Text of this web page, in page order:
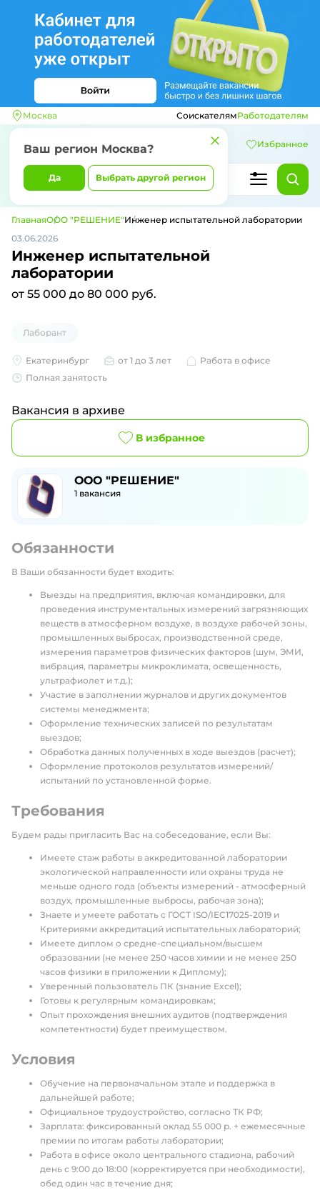
Москва
Ваш регион Москва?
Да Выбрать другой регион
СоискателямРаботодателям
Избранное
ГлавнаяООО "РЕШЕНИЕ"Инженер испытательной лаборатории
03.06.2026
Инженер испытательной
лаборатории
от 55 000 до 80 000 руб.
Лаборант
Екатеринбург от 1 до 3 лет
Работа в офисе
Полная занятость
Вакансия в архиве
В избранное
ООО "РЕШЕНИЕ"
1 вакансия
Обязанности
В Ваши обязанности будет входить:
Выезды на предприятия, включая командировки, для
проведения инструментальных измерений загрязняющих
веществ в атмосферном воздухе, в воздухе рабочей зоны,
промышленных выбросах, производственной среде,
измерения параметров физических факторов (шум, ЭМИ,
вибрация, параметры микроклимата, освещенность,
ультрафиолет и т.д.);
Участие в заполнении журналов и других документов
системы менеджмента;
Оформление технических записей по результатам
выездов;
Обработка данных полученных в ходе выездов (расчет);
Оформление протоколов результатов измерений/
испытаний по установленной форме.
Требования
Будем рады пригласить Вас на собеседование, если Вы:
Имеете стаж работы в аккредитованной лаборатории
экологической направленности или охраны труда не
меньше одного года (объекты измерений - атмосферный
воздух, промышленные выбросы, рабочая зона);
Знаете и умеете работать с ГОСТ ISO/IEC17025-2019 и
Критериями аккредитаций испытательных лабораторий;
Имеете диплом о средне-специальном/высшем
образовании (не менее 250 часов химии и не менее 250
часов физики в приложении к Диплому);
Уверенный пользователь ПК (знание Excel);
Готовы к регулярным командировкам;
Опыт прохождения внешних аудитов (подтверждения
компетентности) будет преимуществом.
Условия
Обучение на первоначальном этапе и поддержка в
дальнейшей работе;
Официальное трудоустройство, согласно ТК РФ;
Зарплата: фиксированный оклад 55 000 р. + ежемесячные
премии по итогам работы лаборатории;
Работа в офисе около центрального стадиона, рабочий
день с 9:00 до 18:00 (корректируется при необходимости),
обед один час в течение дня;